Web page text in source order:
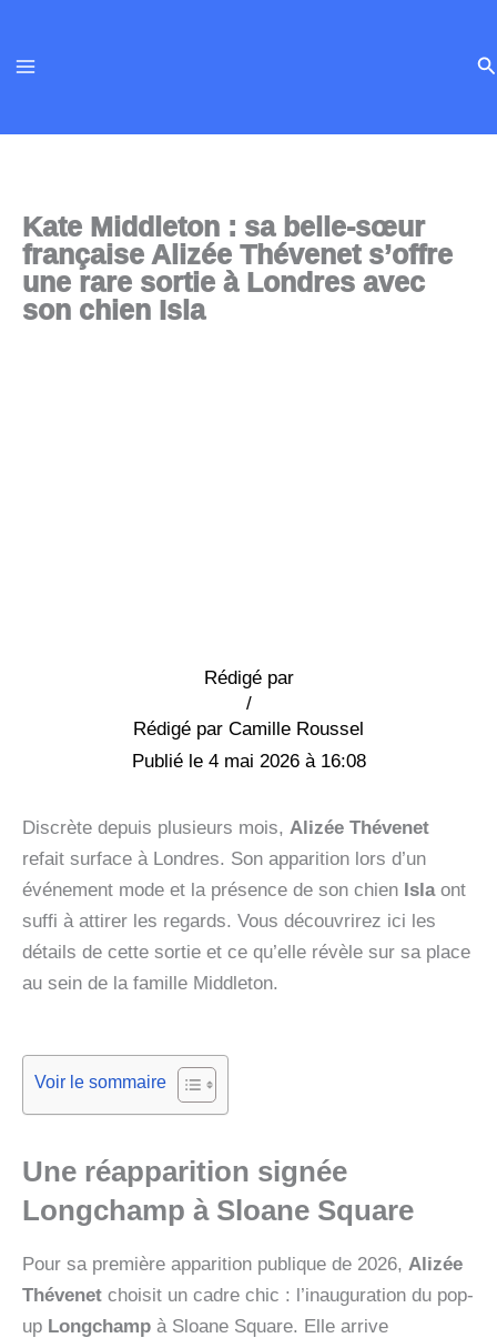
contenu
Kate Middleton : sa belle-sœur
française Alizée Thévenet s’offre
une rare sortie à Londres avec
son chien Isla
Rédigé par
Camille Roussel
/
4 mai 2026 à 16:08
Discrète depuis plusieurs mois, Alizée Thévenet
refait surface à Londres. Son apparition lors d’un
événement mode et la présence de son chien Islaont
suffi à attirer les regards. Vous découvrirez ici les
détails de cette sortie et ce qu’elle révèle sur sa place
au sein de la famille Middleton.
Voir le sommaire
Une réapparition signée
Longchamp à Sloane Square
Pour sa première apparition publique de 2026, Alizée
Thévenet choisit un cadre chic : l’inauguration du pop-
up Longchamp à Sloane Square. Elle arrive